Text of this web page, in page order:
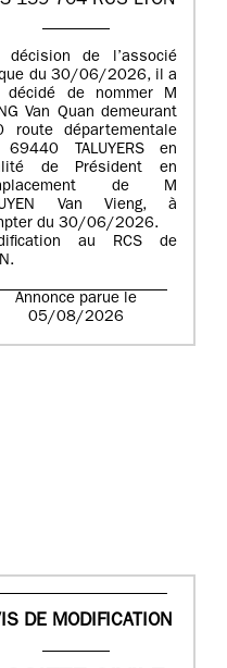
décision de l’associé
du 30/06/2026, il a
décidé de nommer M
Van Quan demeurant
route départementale
TALUYERS en
de Président en
de M
Van Vieng, à
du 30/06/2026.
au RCS de
Annonce parue le
05/08/2026
DE MODIFICATION